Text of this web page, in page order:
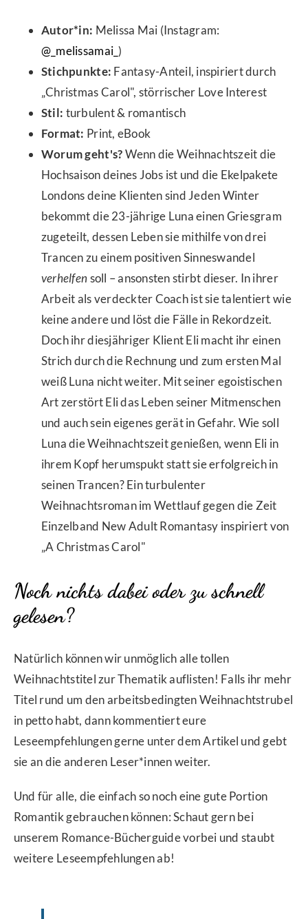
Autor*in: Melissa Mai (Instagram:
@_melissamai_)
Stichpunkte: Fantasy-Anteil, inspiriert durch
„Christmas Carol", störrischer Love Interest
Stil: turbulent & romantisch
Format: Print, eBook
Worum geht's?Wenn die Weihnachtszeit die
Hochsaison deines Jobs ist und die Ekelpakete
Londons deine Klienten sind Jeden Winter
bekommt die 23-jährige Luna einen Griesgram
zugeteilt, dessen Leben sie mithilfe von drei
Trancen zu einem positiven Sinneswandel
verhelfensoll – ansonsten stirbt dieser. In ihrer
Arbeit als verdeckter Coach ist sie talentiert wie
keine andere und löst die Fälle in Rekordzeit.
Doch ihr diesjähriger Klient Eli macht ihr einen
Strich durch die Rechnung und zum ersten Mal
weiß Luna nicht weiter. Mit seiner egoistischen
Art zerstört Eli das Leben seiner Mitmenschen
und auch sein eigenes gerät in Gefahr. Wie soll
Luna die Weihnachtszeit genießen, wenn Eli in
ihrem Kopf herumspukt statt sie erfolgreich in
seinen Trancen? Ein turbulenter
Weihnachtsroman im Wettlauf gegen die Zeit
Einzelband New Adult Romantasy inspiriert von
„A Christmas Carol"
Noch nichts dabei oder zu schnell
gelesen?
Natürlich können wir unmöglich alle tollen
Weihnachtstitel zur Thematik auflisten! Falls ihr mehr
Titel rund um den arbeitsbedingten Weihnachtstrubel
in petto habt, dann kommentiert eure
Leseempfehlungen gerne unter dem Artikel und gebt
sie an die anderen Leser*innen weiter.
Und für alle, die einfach so noch eine gute Portion
Romantik gebrauchen können: Schaut gern bei
unserem Romance-Bücherguide vorbei und staubt
weitere Leseempfehlungen ab!